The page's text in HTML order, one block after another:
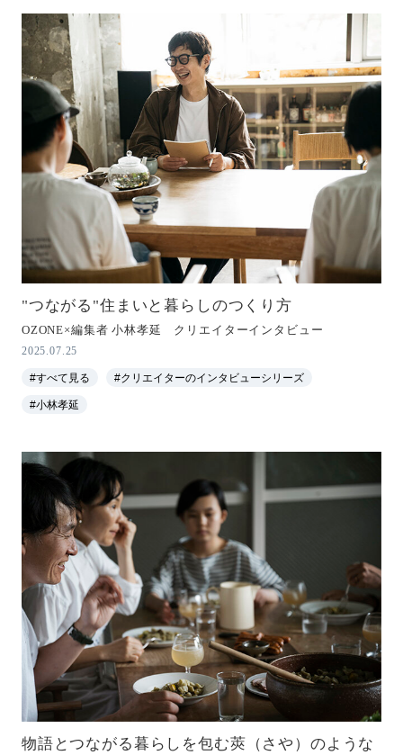
"つながる"住まいと暮らしのつくり方
OZONE×編集者 小林孝延 クリエイターインタビュー
2025.07.25
#すべて見る #クリエイターのインタビューシリーズ
#小林孝延
物語とつながる暮らしを包む莢（さや）のような